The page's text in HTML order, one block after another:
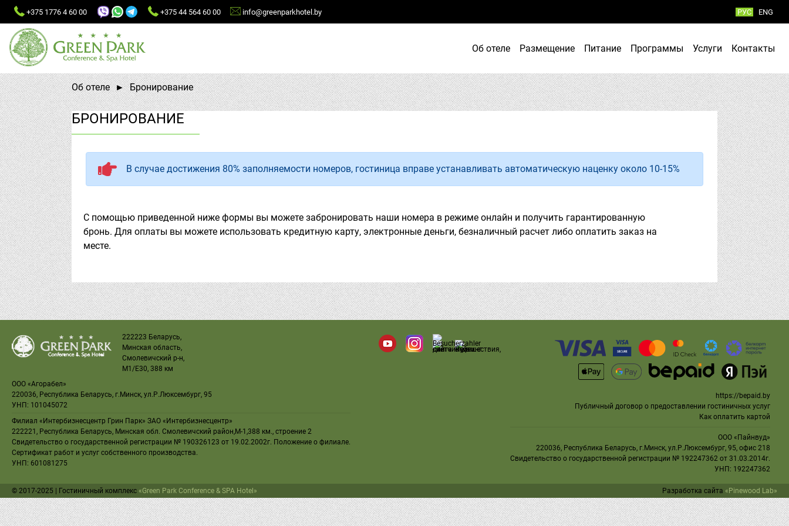
+375 1776 4 60 00 +375 44 564 60 00 info@greenparkhotel.by РУC ENG
Об отеле Размещение Питание Программы Услуги Контакты
Об отеле Бронирование
БРОНИРОВАНИЕ
В случае достижения 80% заполняемости номеров, гостиница вправе устанавливать автоматическую наценку около 10-15%
С помощью приведенной ниже формы вы можете забронировать наши номера в режиме онлайн и получить гарантированную
бронь. Для оплаты вы можете использовать кредитную карту, электронные деньги, безналичный расчет либо оплатить заказ на
месте.
222223 Беларусь,
Минская область,
Смолевичский р-н,
M1 /E30, 388 км
ООО «Агорабел»
220036, Республика Беларусь, г.Минск, ул.Р.Люксембург, 95
УНП: 101045072
Филиал «Интербизнесцентр Грин Парк» ЗАО «Интербизнесцентр»
222221, Республика Беларусь, Минская обл. Смолевичский район,М-1,388 км., строение 2
Свидетельство о государственной регистрации № 190326123 от 19.02.2002г. Положение о филиале.
Сертификат работ и услуг собственного производства.
УНП: 601081275
https://bepaid.by
Публичный договор о предоставлении гостиничных услуг
Как оплатить картой
ООО «Пайнвуд»
220036, Республика Беларусь, г.Минск, ул.Р.Люксембург, 95, офис 218
Свидетельство о государственной регистрации № 192247362 от 31.03.2014г.
УНП: 192247362
© 2017-2025 | Гостиничный комплекс «Green Park Conference & SPA Hotel» Разработка сайта «Pinewood Lab»